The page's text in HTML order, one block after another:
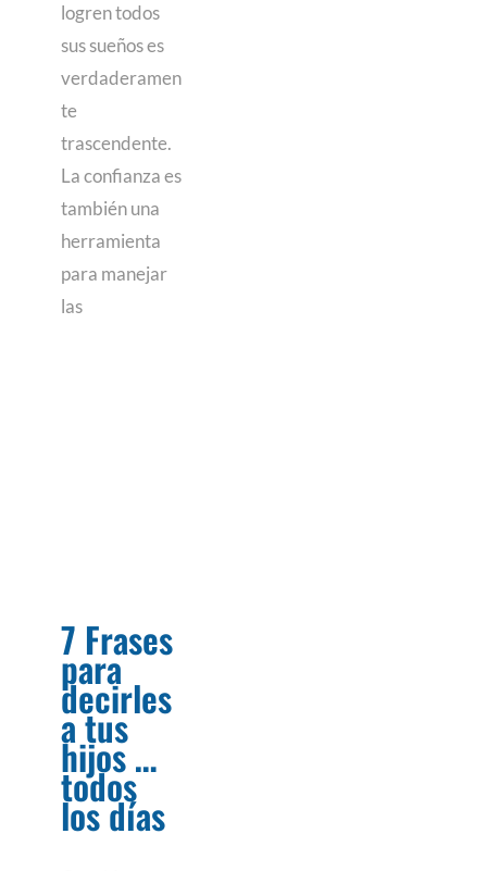
logren todos
sus sueños es
verdaderamen
te
trascendente.
La confianza es
también una
herramienta
para manejar
las
7 Frases
para
decirles
a tus
hijos …
todos
los días